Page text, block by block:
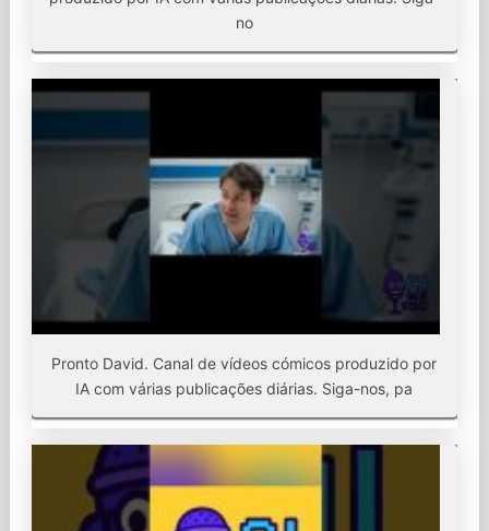
no
Pronto David. Canal de vídeos cómicos produzido por
IA com várias publicações diárias. Siga-nos, pa